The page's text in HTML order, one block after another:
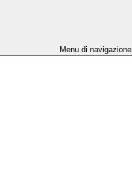
Menu di navigazione